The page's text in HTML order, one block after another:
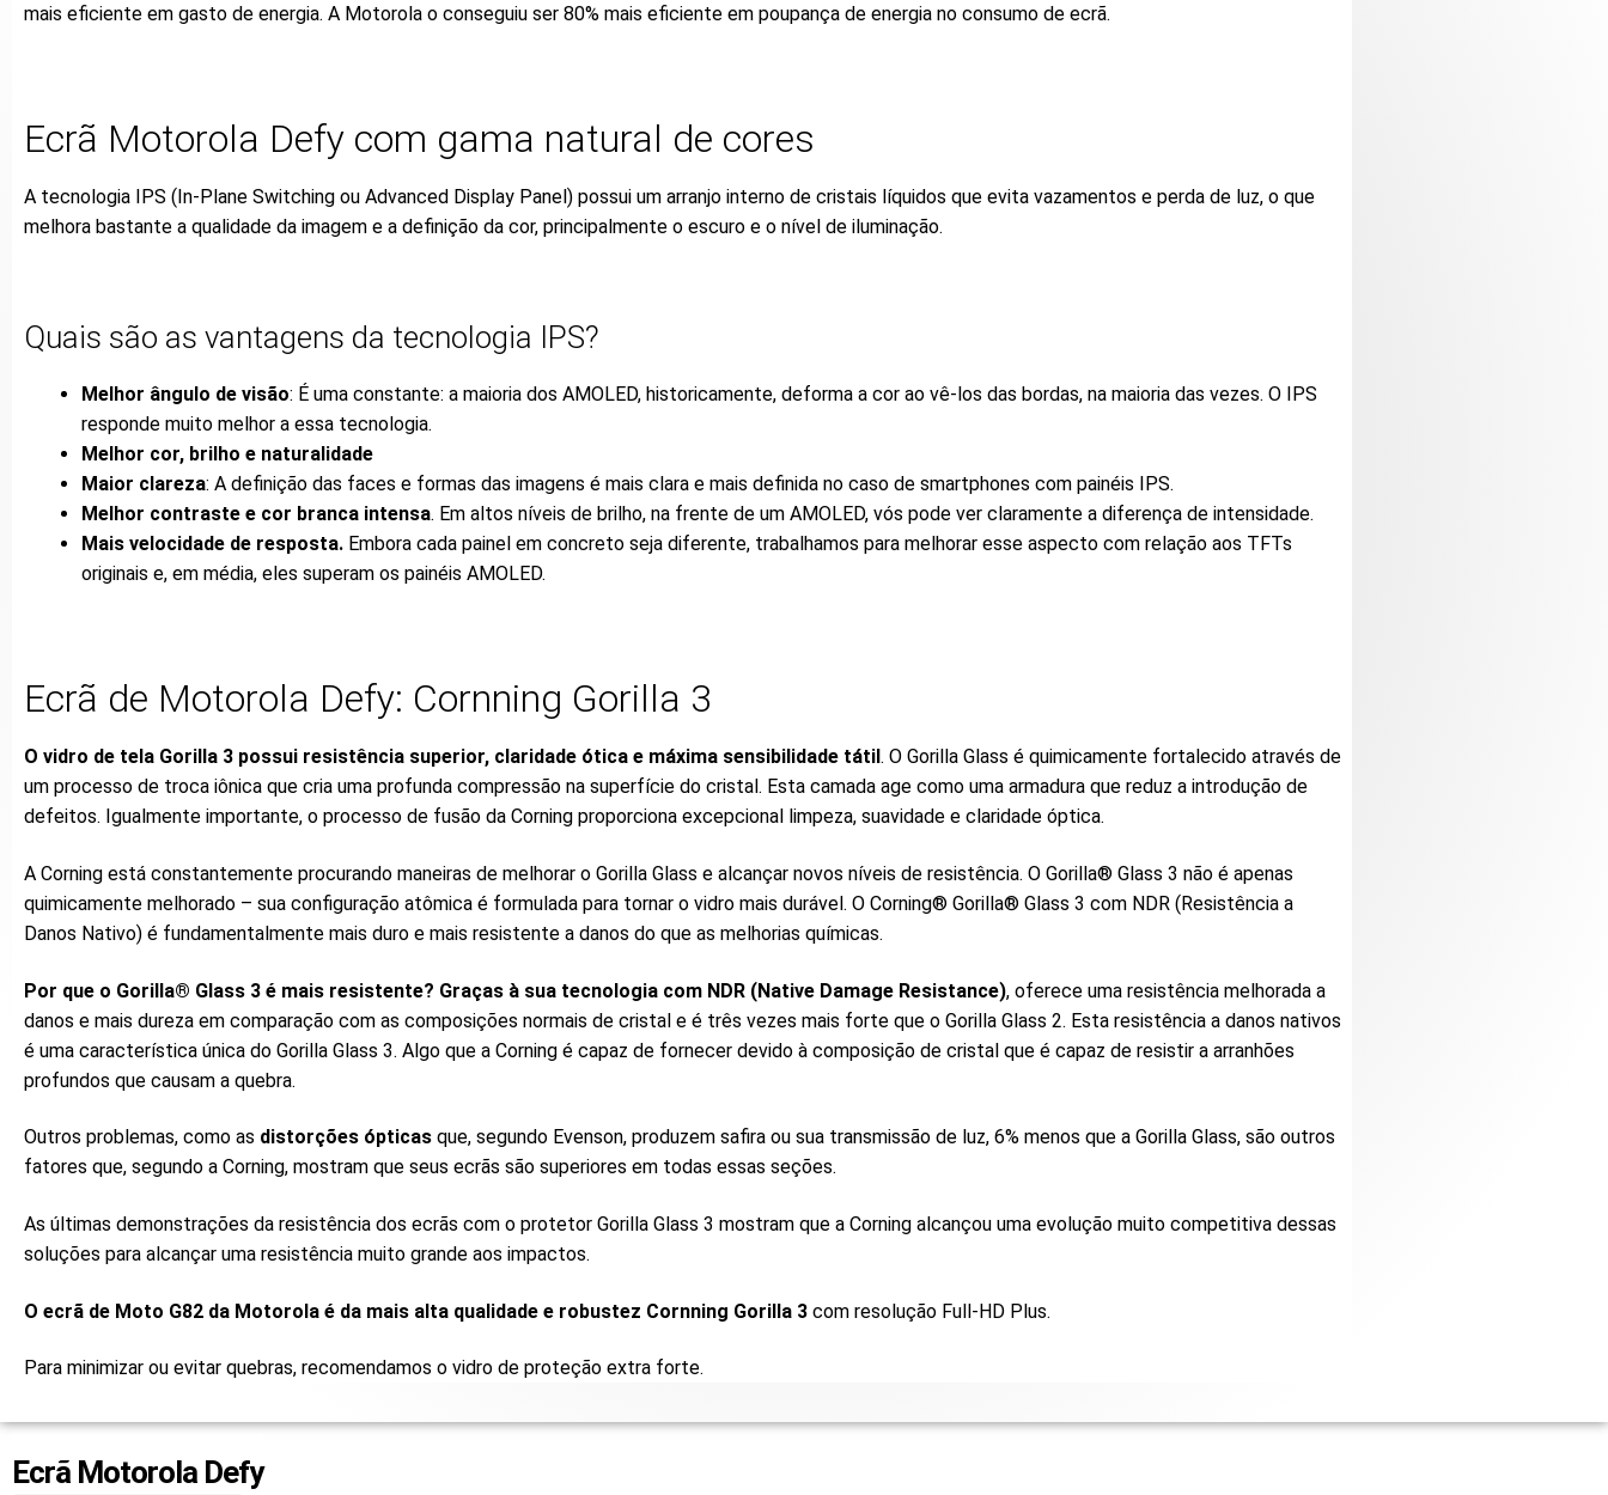
mais eficiente em gasto de energia. A Motorola o conseguiu ser 80% mais eficiente em poupança de energia no consumo de ecrã.
Ecrã Motorola Defy com gama natural de cores
A tecnologia IPS (In-Plane Switching ou Advanced Display Panel) possui um arranjo interno de cristais líquidos que evita vazamentos e perda de luz, o que
melhora bastante a qualidade da imagem e a definição da cor, principalmente o escuro e o nível de iluminação.
Quais são as vantagens da tecnologia IPS?
Melhor ângulo de visão: É uma constante: a maioria dos AMOLED, historicamente, deforma a cor ao vê-los das bordas, na maioria das vezes. O IPS
responde muito melhor a essa tecnologia.
Melhor cor, brilho e naturalidade
Maior clareza: A definição das faces e formas das imagens é mais clara e mais definida no caso de smartphones com painéis IPS.
Melhor contraste e cor branca intensa. Em altos níveis de brilho, na frente de um AMOLED, vós pode ver claramente a diferença de intensidade.
Mais velocidade de resposta. Embora cada painel em concreto seja diferente, trabalhamos para melhorar esse aspecto com relação aos TFTs
originais e, em média, eles superam os painéis AMOLED.
Ecrã de Motorola Defy: Cornning Gorilla 3
O vidro de tela Gorilla 3 possui resistência superior, claridade ótica e máxima sensibilidade tátil . O Gorilla Glass é quimicamente fortalecido através de
um processo de troca iônica que cria uma profunda compressão na superfície do cristal. Esta camada age como uma armadura que reduz a introdução de
defeitos. Igualmente importante, o processo de fusão da Corning proporciona excepcional limpeza, suavidade e claridade óptica.
A Corning está constantemente procurando maneiras de melhorar o Gorilla Glass e alcançar novos níveis de resistência. O Gorilla® Glass 3 não é apenas
quimicamente melhorado – sua configuração atômica é formulada para tornar o vidro mais durável. O Corning® Gorilla® Glass 3 com NDR (Resistência a
Danos Nativo) é fundamentalmente mais duro e mais resistente a danos do que as melhorias químicas.
Por que o Gorilla® Glass 3 é mais resistente? Graças à sua tecnologia com NDR (Native Damage Resistance), oferece uma resistência melhorada a
danos e mais dureza em comparação com as composições normais de cristal e é três vezes mais forte que o Gorilla Glass 2. Esta resistência a danos nativos
é uma característica única do Gorilla Glass 3. Algo que a Corning é capaz de fornecer devido à composição de cristal que é capaz de resistir a arranhões
profundos que causam a quebra.
Outros problemas, como as distorções ópticas que, segundo Evenson, produzem safira ou sua transmissão de luz, 6% menos que a Gorilla Glass, são outros
fatores que, segundo a Corning, mostram que seus ecrãs são superiores em todas essas seções.
As últimas demonstrações da resistência dos ecrãs com o protetor Gorilla Glass 3 mostram que a Corning alcançou uma evolução muito competitiva dessas
soluções para alcançar uma resistência muito grande aos impactos.
O ecrã de Moto G82 da Motorola é da mais alta qualidade e robustez Cornning Gorilla 3 com resolução Full-HD Plus.
Para minimizar ou evitar quebras, recomendamos o vidro de proteção extra forte.
Ecrã Motorola Defy